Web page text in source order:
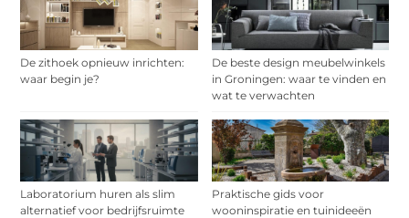
De zithoek opnieuw inrichten:
waar begin je?
De beste design meubelwinkels
in Groningen: waar te vinden en
wat te verwachten
Laboratorium huren als slim
alternatief voor bedrijfsruimte
Praktische gids voor
wooninspiratie en tuinideeën